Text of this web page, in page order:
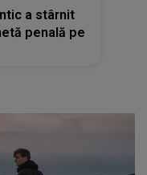
a stârnit
penală pe